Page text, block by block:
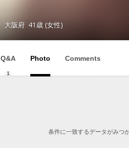
大阪府 41歳 (女性)
Q&A
1
Photo Comments
条件に一致するデータがみつ